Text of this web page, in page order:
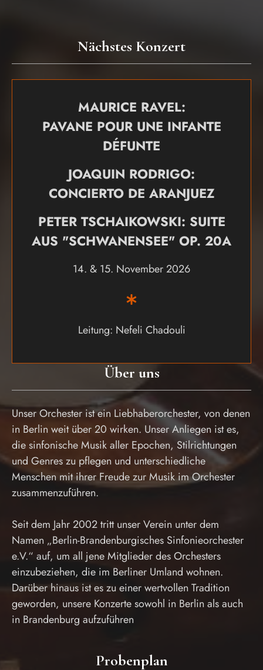
Über uns
Unser Orchester ist ein Liebhaberorchester, von denen
in Berlin weit über 20 wirken. Unser Anliegen ist es,
die sinfonische Musik aller Epochen, Stilrichtungen
und Genres zu pflegen und unterschiedliche
Menschen mit ihrer Freude zur Musik im Orchester
zusammenzuführen.
Seit dem Jahr 2002 tritt unser Verein unter dem
Namen „Berlin-Brandenburgisches Sinfonieorchester
e.V.“ auf, um all jene Mitglieder des Orchesters
einzubeziehen, die im Berliner Umland wohnen.
Darüber hinaus ist es zu einer wertvollen Tradition
geworden, unsere Konzerte sowohl in Berlin als auch
in Brandenburg aufzuführen
Probenplan
Nächstes Konzert
MAURICE RAVEL:
PAVANE POUR UNE INFANTE
DÉFUNTE
JOAQUIN RODRIGO:
CONCIERTO DE ARANJUEZ
PETER TSCHAIKOWSKI: SUITE
AUS "SCHWANENSEE" OP. 20A
14. & 15. November 2026
Leitung: Nefeli Chadouli